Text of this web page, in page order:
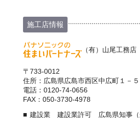
施工店情報
（有）山尾工務店
〒733-0012
住所：広島県広島市西区中広町１－５
電話：0120-74-0656
FAX：050-3730-4978
建設業 建設業許可 広島県知事（